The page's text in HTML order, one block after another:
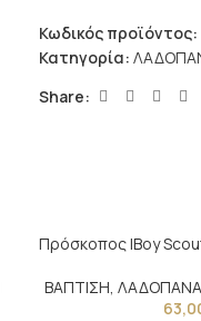
Κωδικός προϊόντος:
Κατηγορία:
Share:
Πρόσκοπος |Boy
ΒΑΠΤΙΣΗ,